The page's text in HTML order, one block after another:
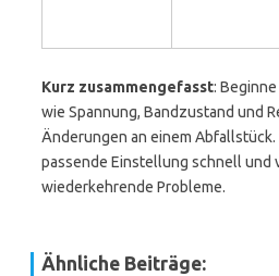
Kurz zusammengefasst:
wie Spannung, Bandzustand und
Änderungen an einem
passende Einstellung schnell und
wiederkehrende Probleme.
Ähnliche Beiträge: